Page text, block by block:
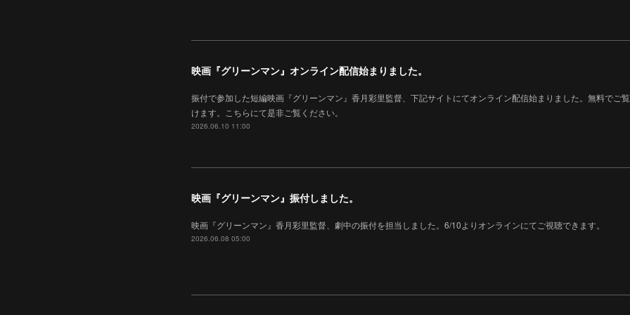
映画『グリーンマン』オンライン配信始まりました。
振付で参加した短編映画『グリーンマン』香月彩里監督、下記サイトにてオンライン配信始まりました。無料でご
けます。こちらにて是非ご覧ください。
2026.06.10 11:00
映画『グリーンマン』振付しました。
映画『グリーンマン』香月彩里監督、劇中の振付を担当しました。6/10よりオンラインにてご視聴できます。
2026.06.08 05:00